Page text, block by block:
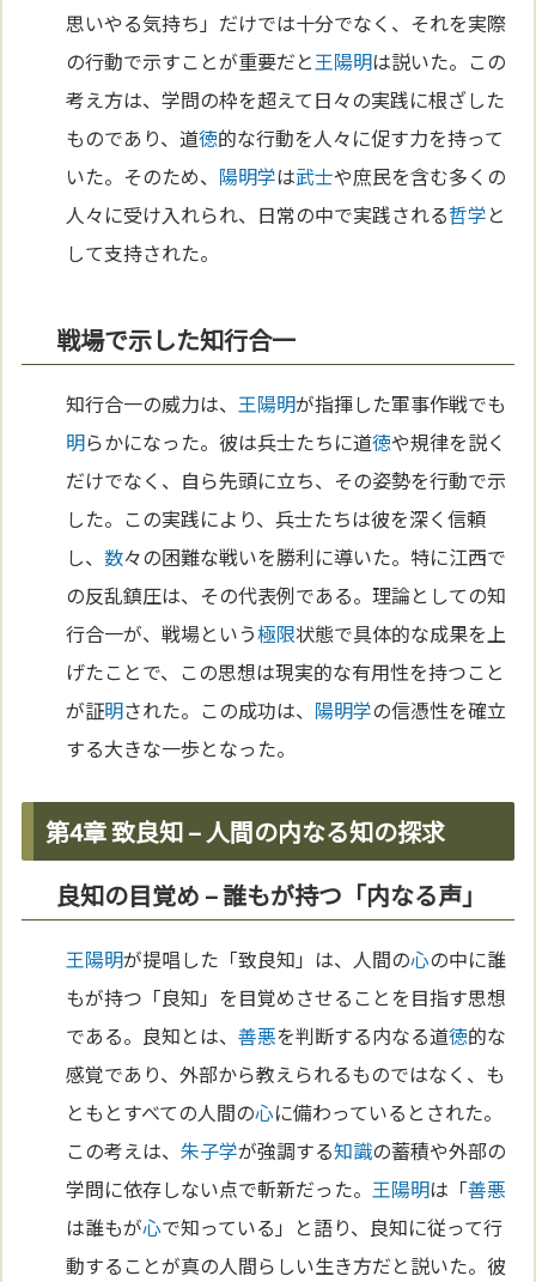
思いやる気持ち」だけでは十分でなく、それを実際
の行動で示すことが重要だと王陽明は説いた。この
考え方は、学問の枠を超えて日々の実践に根ざした
ものであり、道徳的な行動を人々に促す力を持って
いた。そのため、 陽明学は武士や庶民を含む多くの
人々に受け入れられ、日常の中で実践される哲学と
して支持された。
戦場で示した知行合一
知行合一の威力は、王陽明が指揮した軍事作戦でも
明らかになった。彼は兵士たちに道徳や規律を説く
だけでなく、自ら先頭に立ち、その姿勢を行動で示
した。この実践により、兵士たちは彼を深く信頼
し、数々の困難な戦いを勝利に導いた。特に江西で
の反乱鎮圧は、その代表例である。理論としての知
行合一が、戦場という極限状態で具体的な成果を上
げたことで、この思想は現実的な有用性を持つこと
が証明された。この成功は、 陽明学の信憑性を確立
する大きな一歩となった。
第4章 致良知 – 人間の内なる知の探求
良知の目覚め – 誰もが持つ「内なる声」
王陽明が提唱した「致良知」は、人間の心の中に誰
もが持つ「良知」を目覚めさせることを目指す思想
である。良知とは、善悪を判断する内なる道徳的な
感覚であり、外部から教えられるものではなく、も
ともとすべての人間の心に備わっているとされた。
この考えは、朱子学が強調する知識の蓄積や外部の
学問に依存しない点で斬新だった。王陽明は「善悪
は誰もが心で知っている」と語り、良知に従って行
動することが真の人間らしい生き方だと説いた。彼